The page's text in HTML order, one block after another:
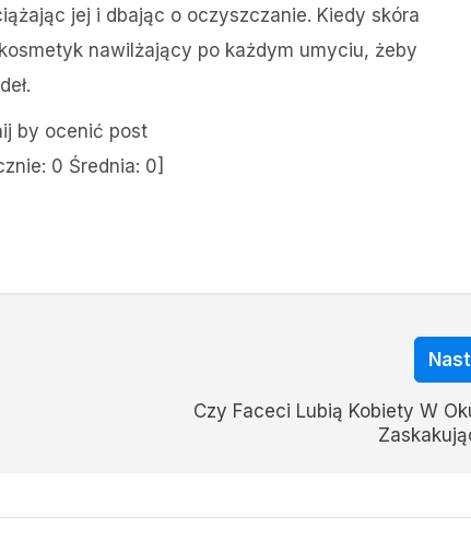
jej i dbając o oczyszczanie. Kiedy skóra
nawilżający po każdym umyciu, żeby
by ocenić post
0 Średnia: 0]
Czy Faceci Lubią Kobiety W